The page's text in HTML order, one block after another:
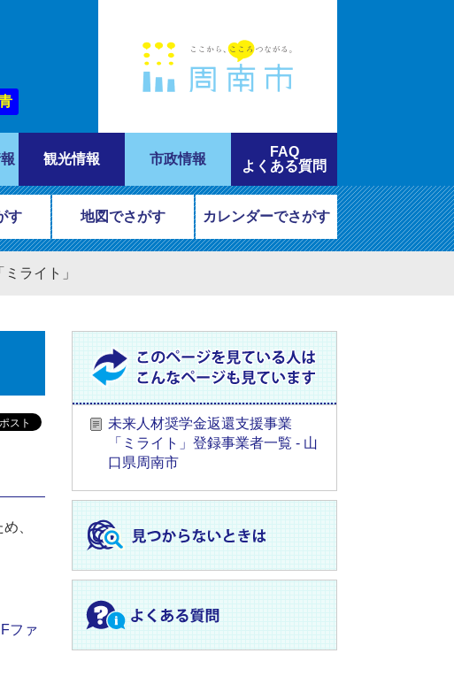
観光情報 市政情報
FAQ
よくある質問
す 地図でさがす カレンダーでさがす
ライト」
、
ファ
未来人材奨学金返還支援事業
「ミライト」登録事業者一覧 - 山
口県周南市